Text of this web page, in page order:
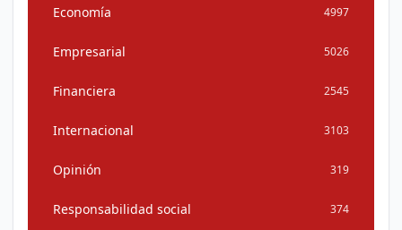
Economía 4997
Empresarial 5026
Financiera 2545
Internacional 3103
Opinión 319
Responsabilidad social 374